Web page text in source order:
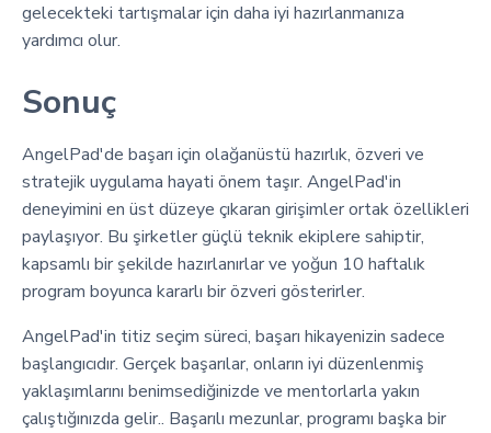
gelecekteki tartışmalar için daha iyi hazırlanmanıza
yardımcı olur.
Sonuç
AngelPad'de başarı için olağanüstü hazırlık, özveri ve
stratejik uygulama hayati önem taşır. AngelPad'in
deneyimini en üst düzeye çıkaran girişimler ortak özellikleri
paylaşıyor. Bu şirketler güçlü teknik ekiplere sahiptir,
kapsamlı bir şekilde hazırlanırlar ve yoğun 10 haftalık
program boyunca kararlı bir özveri gösterirler.
AngelPad'in titiz seçim süreci, başarı hikayenizin sadece
başlangıcıdır. Gerçek başarılar, onların iyi düzenlenmiş
yaklaşımlarını benimsediğinizde ve mentorlarla yakın
çalıştığınızda gelir.. Başarılı mezunlar, programı başka bir